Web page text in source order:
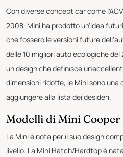
Con diverse concept car come
2008, Mini ha prodotto un'idea
che fossero le versioni future
delle 10 migliori auto ecologiche del
un design che definisce
dimensioni ridotte, le Mini sono una
aggiungere alla lista dei desideri.
Modelli di Mini Cooper
La Mini è nota per il suo design
livello. La Mini Hatch/Hardtop è